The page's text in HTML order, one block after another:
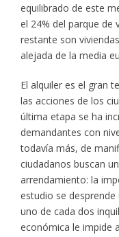
equilibrado de este
el 24% del parque de
restante son
alejada de la media
El alquiler es el gran
las acciones de los
última etapa se ha
demandantes con
todavía más, de
ciudadanos buscan
arrendamiento: la
estudio se
uno de cada dos
económica le impide